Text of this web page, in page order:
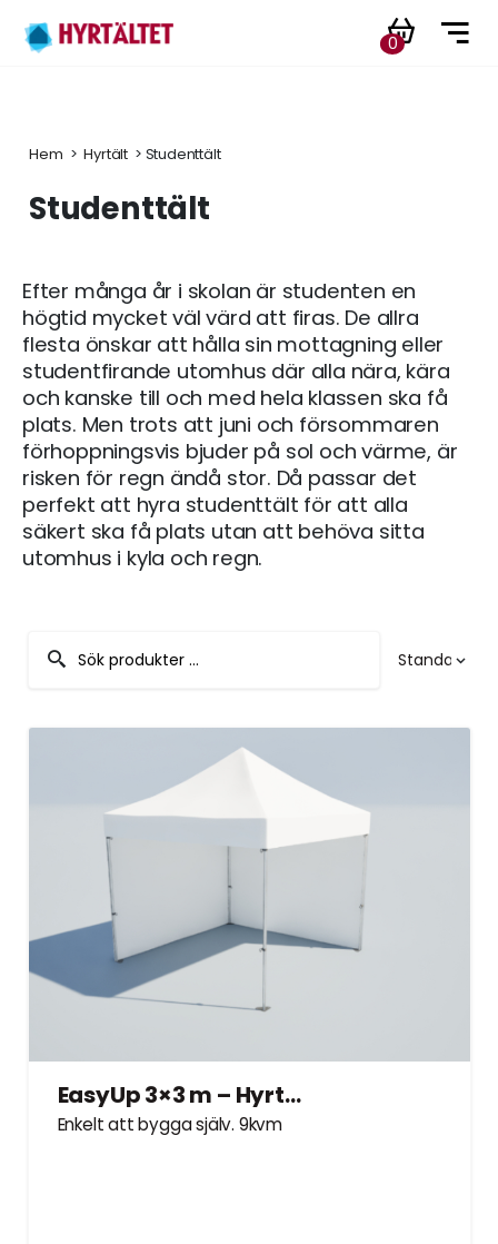
0
Hem > Hyrtält > Studenttält
Studenttält
Efter många år i skolan är studenten en
högtid mycket väl värd att firas. De allra
flesta önskar att hålla sin mottagning eller
studentfirande utomhus där alla nära, kära
och kanske till och med hela klassen ska få
plats. Men trots att juni och försommaren
förhoppningsvis bjuder på sol och värme, är
risken för regn ändå stor. Då passar det
perfekt att hyra studenttält för att alla
säkert ska få plats utan att behöva sitta
utomhus i kyla och regn.
EasyUp 3×3 m – Hyrtält